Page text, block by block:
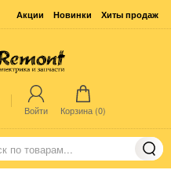
Акции Новинки Хиты продаж
Войти Корзина (0)